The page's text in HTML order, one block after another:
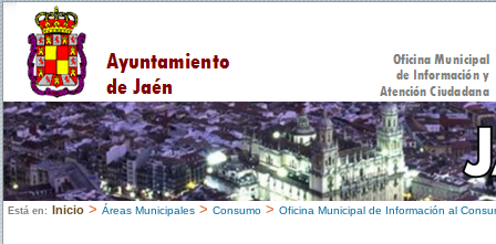
Está en: Inicio > Áreas Municipales > Consumo > Oficina Municipal de Información al